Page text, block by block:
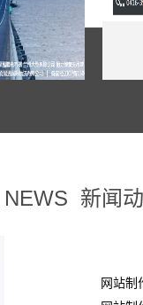
NEWS 新闻
网站制